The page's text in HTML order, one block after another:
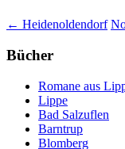
← Heidenoldendorf
Bücher
Romane aus
Lippe
Bad Salzuflen
Barntrup
Blomberg